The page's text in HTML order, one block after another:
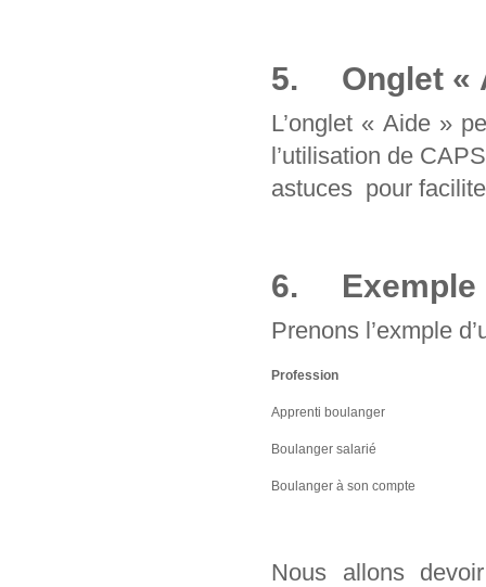
5. Onglet «
L’onglet « Aide »
l’utilisation de
astuces pour
6. Exemple
Prenons l’exmple
Profession
Apprenti boulanger
Boulanger salarié
Boulanger à son compte
Nous allons